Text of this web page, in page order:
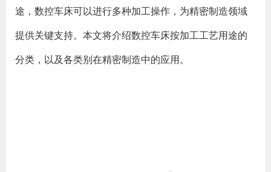
途，数控车床可以进行多种加工操作，为精密制造领域
提供关键支持。本文将介绍数控车床按加工工艺用途的
分类，以及各类别在精密制造中的应用。